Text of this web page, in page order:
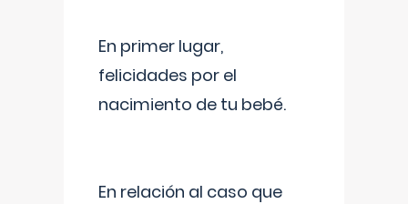
En primer lugar,
felicidades por el
nacimiento de tu bebé.
En relación al caso que